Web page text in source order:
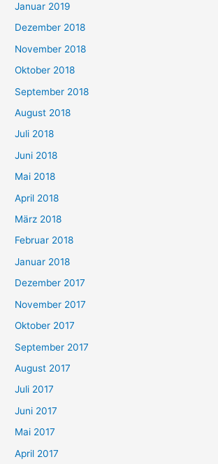
Januar 2019
Dezember 2018
November 2018
Oktober 2018
September 2018
August 2018
Juli 2018
Juni 2018
Mai 2018
April 2018
März 2018
Februar 2018
Januar 2018
Dezember 2017
November 2017
Oktober 2017
September 2017
August 2017
Juli 2017
Juni 2017
Mai 2017
April 2017